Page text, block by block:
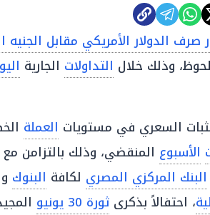
صرف الدولار الأمريكي مقابل الجنيه
وذلك خلال التداولات الجارية
السعري في مستويات العملة
الأسبوع المنقضي، وذلك بالتزامن
البنك المركزي المصري لكافة البنوك
، احتفالاً بذكرى ثورة 30 يونيو